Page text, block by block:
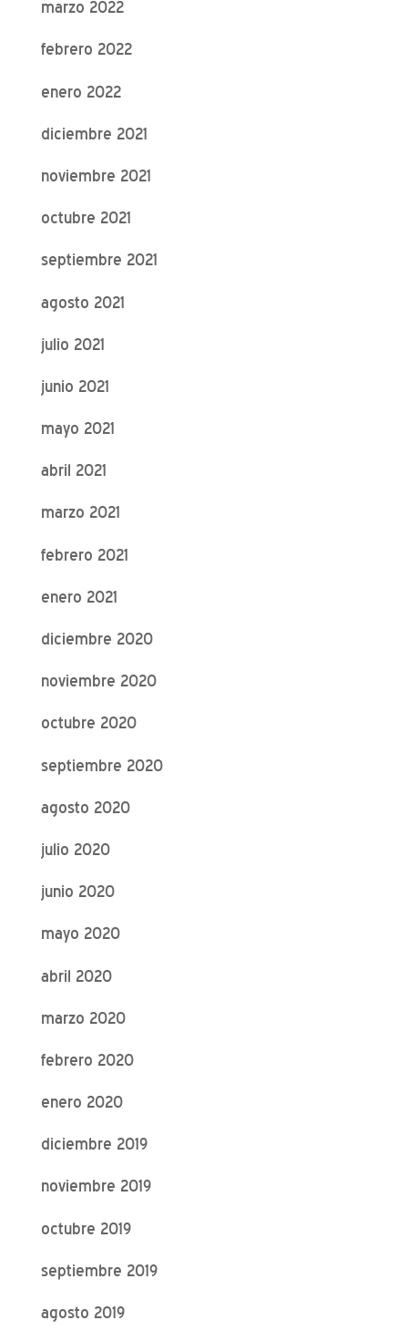
marzo 2022
febrero 2022
enero 2022
diciembre 2021
noviembre 2021
octubre 2021
septiembre 2021
agosto 2021
julio 2021
junio 2021
mayo 2021
abril 2021
marzo 2021
febrero 2021
enero 2021
diciembre 2020
noviembre 2020
octubre 2020
septiembre 2020
agosto 2020
julio 2020
junio 2020
mayo 2020
abril 2020
marzo 2020
febrero 2020
enero 2020
diciembre 2019
noviembre 2019
octubre 2019
septiembre 2019
agosto 2019